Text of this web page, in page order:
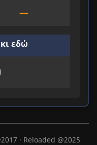
—
εδώ
· Reloaded @2025